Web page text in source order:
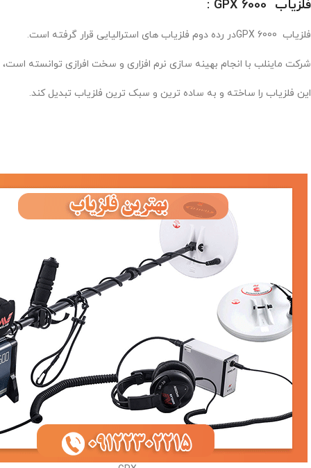
فلزیاب :
فلزیاب GPX 6000در رده دوم فلزیاب های استرالیایی قرار گرفته است.
شرکت ماینلب با انجام بهینه سازی نرم افزاری و سخت افرازی توانسته است،
این فلزیاب را ساخته و به ساده ترین و سبک ترین فلزیاب تبدیل کند.